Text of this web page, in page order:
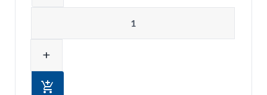
add
add_shopping_cart